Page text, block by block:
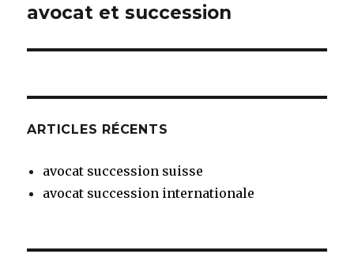
Article
avocat et succession
ARTICLES RÉCENTS
avocat succession suisse
avocat succession internationale